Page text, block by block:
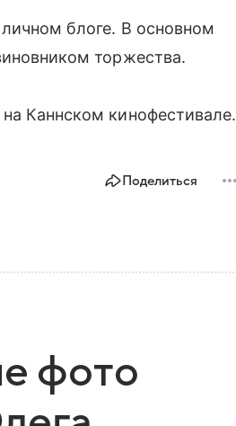
блоге. В основном
торжества.
Каннском кинофестивале.
Поделиться
фото